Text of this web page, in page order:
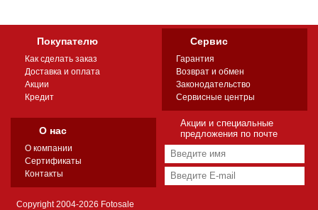
Покупателю
Как сделать заказ
Доставка и оплата
Акции
Кредит
Сервис
Гарантия
Возврат и обмен
Законодательство
Сервисные центры
О нас
О компании
Сертификаты
Контакты
Акции и специальные
предложения по почте
Copyright 2004-2026 Fotosale